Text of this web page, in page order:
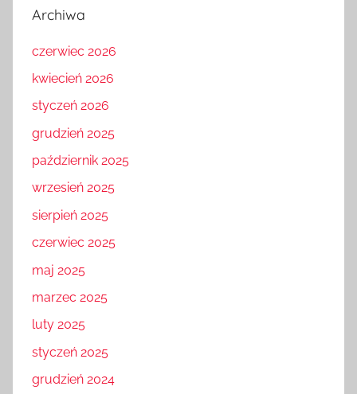
Archiwa
czerwiec 2026
kwiecień 2026
styczeń 2026
grudzień 2025
październik 2025
wrzesień 2025
sierpień 2025
czerwiec 2025
maj 2025
marzec 2025
luty 2025
styczeń 2025
grudzień 2024